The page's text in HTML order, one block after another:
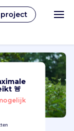
🚨